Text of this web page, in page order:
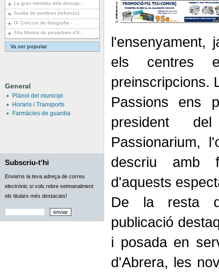
La gran mentida dels descap...
Suelta de perdices (refuerzo)
IX Concurs de fotografia - ...
34a Mostra de pessebres d'E...
Va ser popular
General
Plànol del municipi
Horaris i Transports
Farmàcies de guardia
Subscriu-t'hi
Envia'ns la teva adreça de correu
electrònic si vols rebre setmanalment
els titulars més destacats!
l'ensenyament,
els centres
preinscripcions.
Passions ens
president
Passionarium,
descriu amb
d'aquests
De la resta
publicació
i posada en
d'Abrera, les